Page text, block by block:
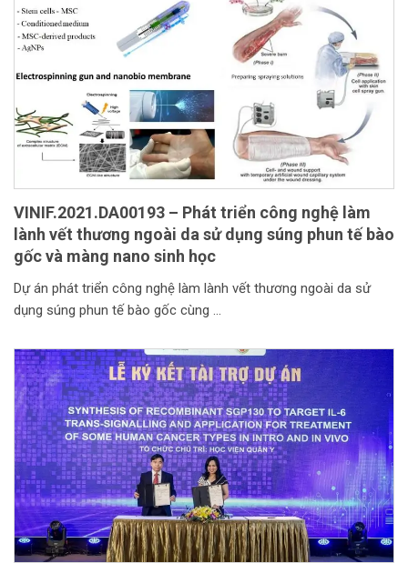
VINIF.2021.DA00193 – Phát triển công nghệ làm
lành vết thương ngoài da sử dụng súng phun tế bào
gốc và màng nano sinh học
Dự án phát triển công nghệ làm lành vết thương ngoài da sử
dụng súng phun tế bào gốc cùng